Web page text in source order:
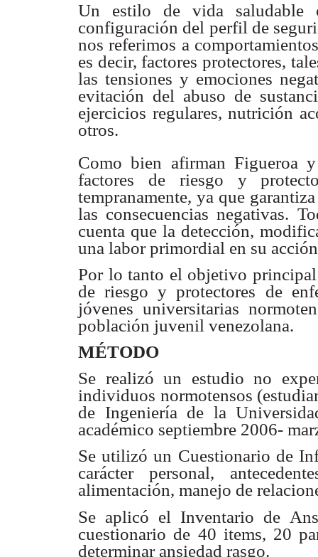
Un estilo de vida saludable
configuración del perfil de
nos referimos a
es decir, factores protectores,
las tensiones y emociones
evitación del abuso de
ejercicios regulares, nutrición
otros.
Como bien afirman Figueroa
factores de riesgo y
tempranamente, ya que
las consecuencias negativas.
cuenta que la detección,
una labor primordial en su
Por lo tanto el objetivo principal
de riesgo y protectores de
jóvenes universitarias
población juvenil venezolana.
MÉTODO
Se realizó un estudio no
individuos normotensos
de Ingeniería de la
académico septiembre 2006-
Se utilizó un Cuestionario de
carácter personal,
alimentación, manejo de
Se aplicó el Inventario de
cuestionario de 40 items, 20
determinar ansiedad rasgo.